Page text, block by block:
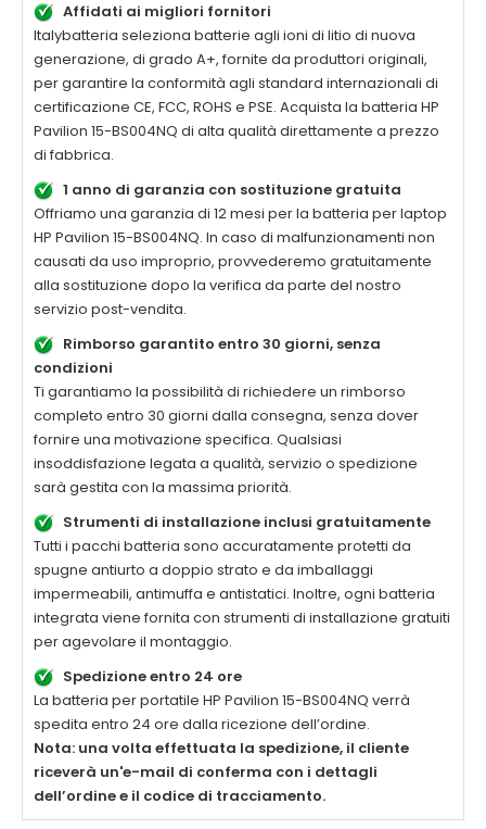
Affidati ai migliori fornitori
Italybatteria seleziona batterie agli ioni di litio di nuova
generazione, di grado A+, fornite da produttori originali,
per garantire la conformità agli standard internazionali di
certificazione CE, FCC, ROHS e PSE. Acquista la batteria HP
Pavilion 15-BS004NQ di alta qualità direttamente a prezzo
di fabbrica.
1 anno di garanzia con sostituzione gratuita
Offriamo una garanzia di 12 mesi per la batteria per laptop
HP Pavilion 15-BS004NQ. In caso di malfunzionamenti non
causati da uso improprio, provvederemo gratuitamente
alla sostituzione dopo la verifica da parte del nostro
servizio post-vendita.
Rimborso garantito entro 30 giorni, senza
condizioni
Ti garantiamo la possibilità di richiedere un rimborso
completo entro 30 giorni dalla consegna, senza dover
fornire una motivazione specifica. Qualsiasi
insoddisfazione legata a qualità, servizio o spedizione
sarà gestita con la massima priorità.
Strumenti di installazione inclusi gratuitamente
Tutti i pacchi batteria sono accuratamente protetti da
spugne antiurto a doppio strato e da imballaggi
impermeabili, antimuffa e antistatici. Inoltre, ogni batteria
integrata viene fornita con strumenti di installazione gratuiti
per agevolare il montaggio.
Spedizione entro 24 ore
La batteria per portatile HP Pavilion 15-BS004NQ verrà
spedita entro 24 ore dalla ricezione dell’ordine.
Nota: una volta effettuata la spedizione, il cliente
riceverà un'e-mail di conferma con i dettagli
dell’ordine e il codice di tracciamento.